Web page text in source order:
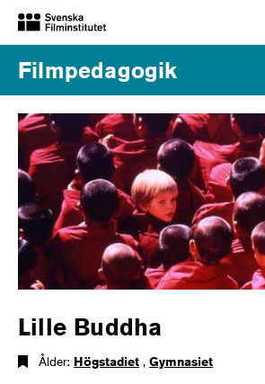
Filmpedagogik
Lille Buddha
Ålder: Högstadiet , Gymnasiet